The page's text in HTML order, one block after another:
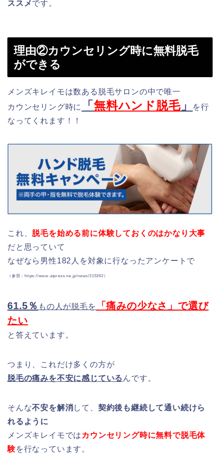
ススメです。
理由②カウンセリング時に無料脱毛
ができる
メンズキレイモは数ある脱毛サロンの中で唯一
カウンセリング時に
「無料ハンド脱毛」
を行
なってくれます！！
これ、 脱毛を始める前に体験しておくのはかなり大事
だと思っていて
なぜなら男性182人を対象に行なったアンケートで
（参照：https://www.atpress.ne.jp/news/215392）
61.5％ もの人が脱毛を
「痛みの少なさ」で選び
たい
と答えています。
つまり、これだけ多くの方が
脱毛の痛みを不安に感じている んです。
そんな不安を解消して、 契約後も継続して通い続けら
れるように
メンズキレイモでは カウンセリング時に無料で脱毛体
験を行なっています。